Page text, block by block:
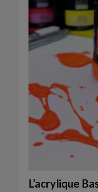
L’acrylique